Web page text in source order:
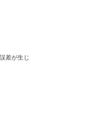
差が生じ